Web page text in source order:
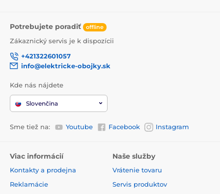
Potrebujete poradiť offline
Zákaznický servis je k dispozícii
+421322601057
info@elektricke-obojky.sk
Kde nás nájdete
Slovenčina
Sme tiež na: Youtube Facebook Instagram
Viac informácií
Kontakty a prodejna
Reklamácie
Naše služby
Vrátenie tovaru
Servis produktov